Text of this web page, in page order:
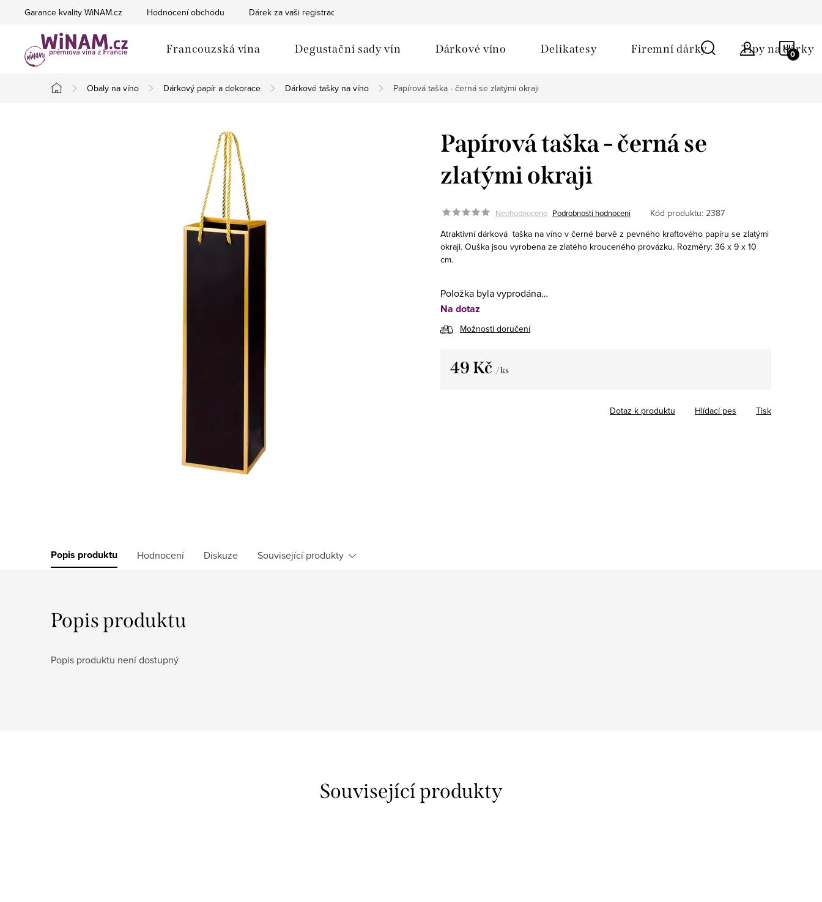
Garance kvality WiNAM.cz Hodnocení obchodu Dárek za vaši registraci
Francouzská vína Degustační sady vín Dárkové víno Delikatesy Firemní dárky Tipy na dárky
Domů
Obaly na víno Dárkový papír a dekorace Dárkové tašky na víno Papírová taška - černá se zlatými okraji
Papírová taška - černá se
zlatými okraji
Neohodnoceno Podrobnosti hodnocení Kód produktu: 2387
Atraktivní dárková taška na víno v černé barvě z pevného kraftového papíru se zlatými
okraji. Ouška jsou vyrobena ze zlatého krouceného provázku. Rozměry: 36 x 9 x 10
cm.
Položka byla vyprodána…
Na dotaz
Možnosti doručení
49 Kč / ks
Tisk
Dotaz k produktu Hlídací pes
Popis produktu Hodnocení Diskuze Související produkty
Popis produktu
Popis produktu není dostupný
Související produkty